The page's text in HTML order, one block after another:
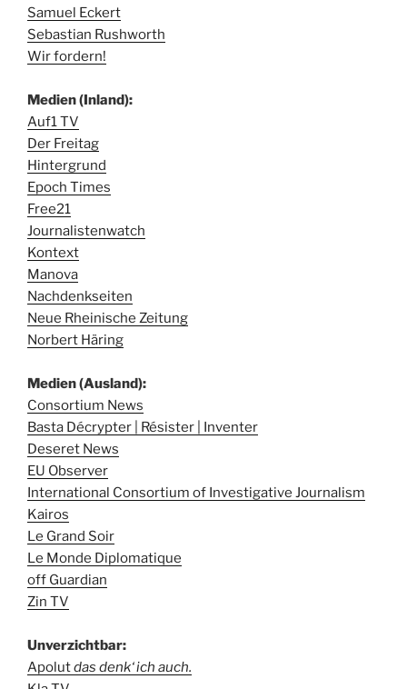
Samuel Eckert
Sebastian Rushworth
Wir fordern!
Medien (Inland):
Auf1 TV
Der Freitag
Hintergrund
Epoch Times
Free21
Journalistenwatch
Kontext
Manova
Nachdenkseiten
Neue Rheinische Zeitung
Norbert Häring
Medien (Ausland):
Consortium News
Basta Décrypter | Résister | Inventer
Deseret News
EU Observer
International Consortium of Investigative Journalism
Kairos
Le Grand Soir
Le Monde Diplomatique
off Guardian
Zin TV
Unverzichtbar:
Apolutdas denk‘ ich auch.